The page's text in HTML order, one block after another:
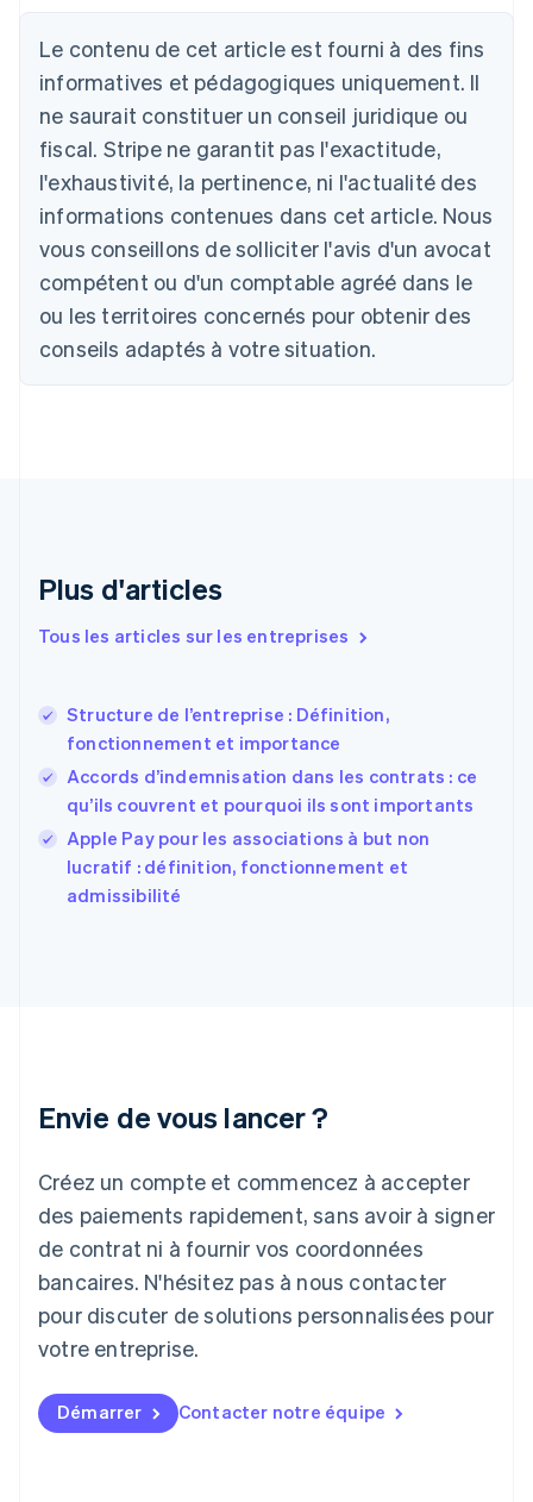
Le contenu de cet article est fourni à des fins
informatives et pédagogiques uniquement. Il
ne saurait constituer un conseil juridique ou
fiscal. Stripe ne garantit pas l'exactitude,
l'exhaustivité, la pertinence, ni l'actualité des
informations contenues dans cet article. Nous
vous conseillons de solliciter l'avis d'un avocat
compétent ou d'un comptable agréé dans le
ou les territoires concernés pour obtenir des
conseils adaptés à votre situation.
Plus d'articles
Tous les articles sur les entreprises
Structure de l’entreprise : Définition,
fonctionnement et importance
Accords d’indemnisation dans les contrats : ce
qu’ils couvrent et pourquoi ils sont importants
Apple Pay pour les associations à but non
lucratif : définition, fonctionnement et
admissibilité
Envie de vous lancer ?
Créez un compte et commencez à accepter
des paiements rapidement, sans avoir à signer
de contrat ni à fournir vos coordonnées
bancaires. N'hésitez pas à nous contacter
pour discuter de solutions personnalisées pour
votre entreprise.
Démarrer Contacter notre équipe
DeutschEnglish
English
Autriche
Deutsch English
Belgique
NederlandsFrançaisDeutschEnglish
Brésil
Bulgarie
English
Canada
English Français
Chine continentale
Espagne
Estonie
EnglishEspañol简体中文
Finlande
English Svenska
FrançaisEnglish
Gibraltar
English
Grèce
Japon
Lettonie
English
Liechtenstein
DeutschEnglish
Lituanie
Luxembourg
FrançaisDeutschEnglish
English简体中文
Malte